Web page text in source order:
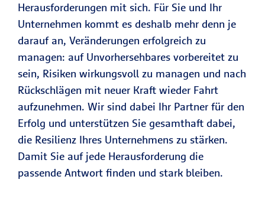
Herausforderungen mit sich. Für Sie und Ihr
Unternehmen kommt es deshalb mehr denn je
darauf an, Veränderungen erfolgreich zu
managen: auf Unvorhersehbares vorbereitet zu
sein, Risiken wirkungsvoll zu managen und nach
Rückschlägen mit neuer Kraft wieder Fahrt
aufzunehmen. Wir sind dabei Ihr Partner für den
Erfolg und unterstützen Sie gesamthaft dabei,
die Resilienz Ihres Unternehmens zu stärken.
Damit Sie auf jede Herausforderung die
passende Antwort finden und stark bleiben.